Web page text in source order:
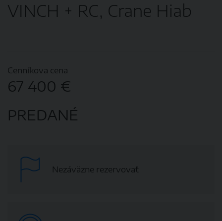
VINCH + RC, Crane Hiab
Cenníkova cena
67 400 €
PREDANÉ
Nezáväzne rezervovať